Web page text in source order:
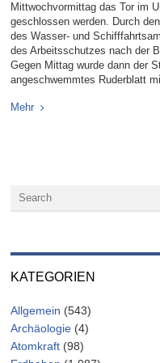
Mittwochvormittag das Tor im
geschlossen werden. Durch
des Wasser- und
des Arbeitsschutzes nach der
Gegen Mittag wurde dann der
angeschwemmtes Ruderblatt
Mehr
KATEGORIEN
Allgemein (543)
Archäologie (4)
Atomkraft (98)